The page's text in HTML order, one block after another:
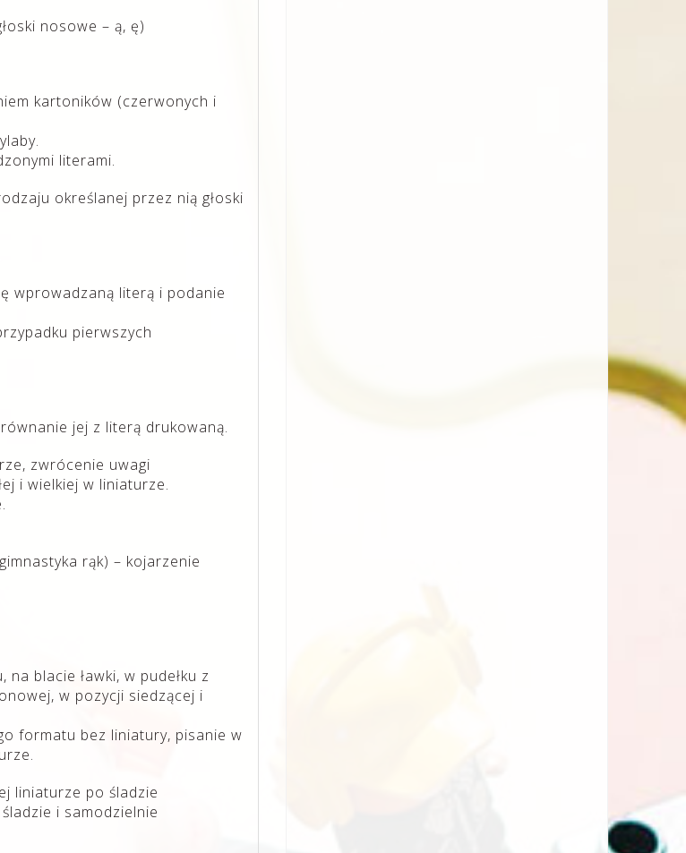
nosowe – ą, ę)
kartoników (czerwonych i
literami.
określanej przez nią głoski
wprowadzaną literą i podanie
pierwszych
jej z literą drukowaną.
zwrócenie uwagi
i wielkiej w liniaturze.
rąk) – kojarzenie
blacie ławki, w pudełku z
w pozycji siedzącej i
formatu bez liniatury, pisanie w
liniaturze po śladzie
i samodzielnie